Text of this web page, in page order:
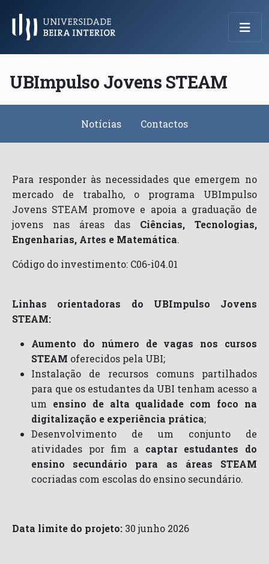
Menu Principal
UBImpulso Jovens STEAM
Notícias Contactos
Para responder às necessidades que emergem no
mercado de trabalho, o programa UBImpulso
Jovens STEAM promove e apoia a graduação de
jovens nas áreas das Ciências, Tecnologias,
Engenharias, Artes e Matemática.
Código do investimento: C06-i04.01
Linhas orientadoras do UBImpulso Jovens
STEAM:
Aumento do número de vagas nos cursos
STEAM oferecidos pela UBI;
Instalação de recursos comuns partilhados
para que os estudantes da UBI tenham acesso a
um ensino de alta qualidade com foco na
digitalização e experiência prática;
Desenvolvimento de um conjunto de
atividades por fim a captar estudantes do
ensino secundário para as áreas STEAM
cocriadas com escolas do ensino secundário.
Data limite do projeto: 30 junho 2026